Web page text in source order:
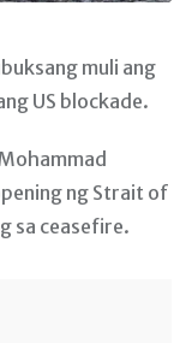
muli ang
US blockade.
ng Strait of
sa ceasefire.